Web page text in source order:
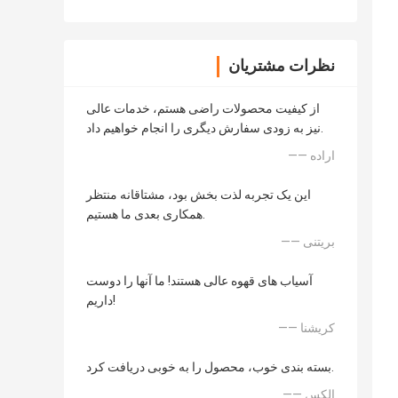
نظرات مشتریان
از کیفیت محصولات راضی هستم، خدمات عالی
نیز به زودی سفارش دیگری را انجام خواهیم داد.
—— اراده
این یک تجربه لذت بخش بود، مشتاقانه منتظر
همکاری بعدی ما هستیم.
—— بریتنی
آسیاب های قهوه عالی هستند! ما آنها را دوست
داریم!
—— کریشنا
بسته بندی خوب، محصول را به خوبی دریافت کرد.
—— الکس